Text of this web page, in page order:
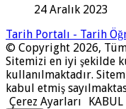
24 Aralık 2023
Tarih Portalı - Tarih
© Copyright 2026, Tüm
Sitemizi en iyi şekilde
kullanılmaktadır.
kabul etmiş
Çerez Ayarları
KABUL